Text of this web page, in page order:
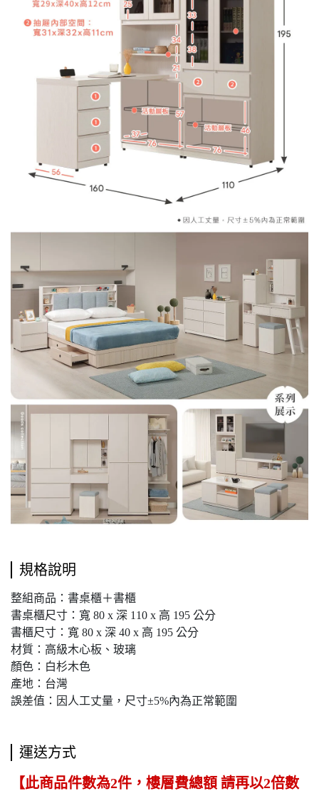
規格說明
整組商品：書桌櫃＋書櫃
書桌櫃尺寸：寬 80 x 深 110 x 高 195 公分
書櫃尺寸：寬 80 x 深 40 x 高 195 公分
材質：高級木心板、玻璃
顏色：白杉木色
產地：台灣
誤差值：因人工丈量，尺寸±5%內為正常範圍
運送方式
【此商品件數為2件，樓層費總額 請再以2倍數